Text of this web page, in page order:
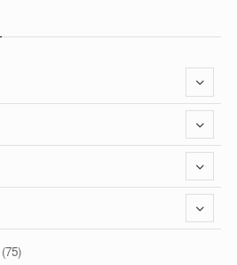
(21)
(75)